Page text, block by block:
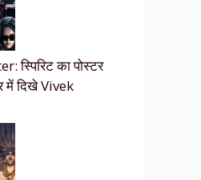
स्पिरिट का पोस्टर
में दिखे Vivek